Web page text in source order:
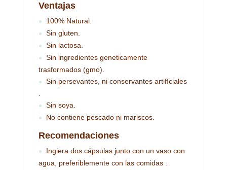
Ventajas
● 100% Natural.
● Sin gluten.
● Sin lactosa.
●
Sin ingredientes geneticamente
trasformados (gmo).
●
Sin persevantes, ni conservantes artifíciales
● Sin soya.
● No contiene pescado ni mariscos.
Recomendaciones
●
Ingiera dos cápsulas junto con un vaso con
agua, preferiblemente con las comidas .